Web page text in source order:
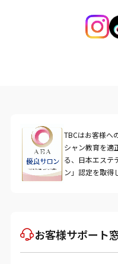
TBCはお客様へ
シャン教育を適
る、日本エステ
ン」認定を取得
お客様サポート